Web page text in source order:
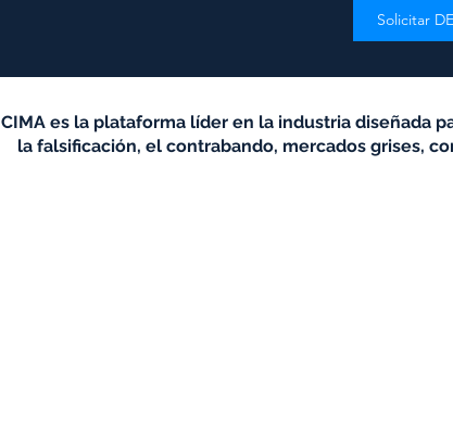
Solicitar
CIMA es la plataforma líder en la industria diseñada
la falsificación, el contrabando, mercados grises,